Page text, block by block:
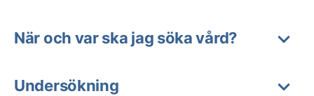
När och var ska jag söka vård?
Undersökning